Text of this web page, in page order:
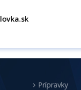
Prípravky